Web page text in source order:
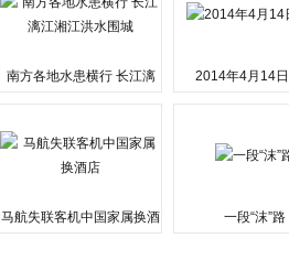
南方各地水患横行 长江漓
2014年4月14
马航失联客机中国家属换酒
一段“沫”路